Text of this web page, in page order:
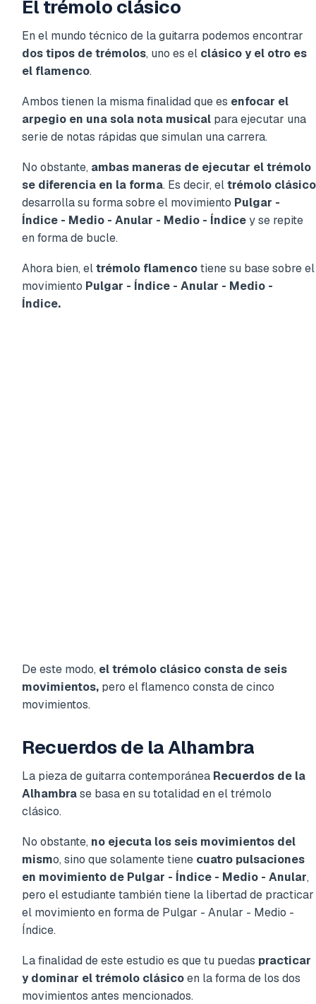
El trémolo clásico
En el mundo técnico de la guitarra podemos encontrar
dos tipos de trémolos, uno es el clásico y el otro es
el flamenco.
Ambos tienen la misma finalidad que es enfocar el
arpegio en una sola nota musical para ejecutar una
serie de notas rápidas que simulan una carrera.
No obstante, ambas maneras de ejecutar el trémolo
se diferencia en la forma. Es decir, eltrémolo clásico
desarrolla su forma sobre el movimiento Pulgar -
Índice - Medio - Anular - Medio - Índicey se repite
en forma de bucle.
Ahora bien, eltrémolo flamencotiene su base sobre el
movimiento Pulgar - Índice - Anular - Medio -
Índice.
De este modo, el trémolo clásico consta de seis
movimientos, pero el flamenco consta de cinco
movimientos.
Recuerdos de la Alhambra
La pieza de guitarra contemporánea Recuerdos de la
Alhambrase basa en su totalidad en el trémolo
clásico.
No obstante, no ejecuta los seis movimientos del
mismo, sino que solamente tiene cuatro pulsaciones
en movimiento de Pulgar - Índice - Medio - Anular,
pero el estudiante también tiene la libertad de practicar
el movimiento en forma de Pulgar - Anular - Medio -
Índice.
La finalidad de este estudio es que tu puedas practicar
y dominar el trémolo clásicoen la forma de los dos
movimientos antes mencionados.